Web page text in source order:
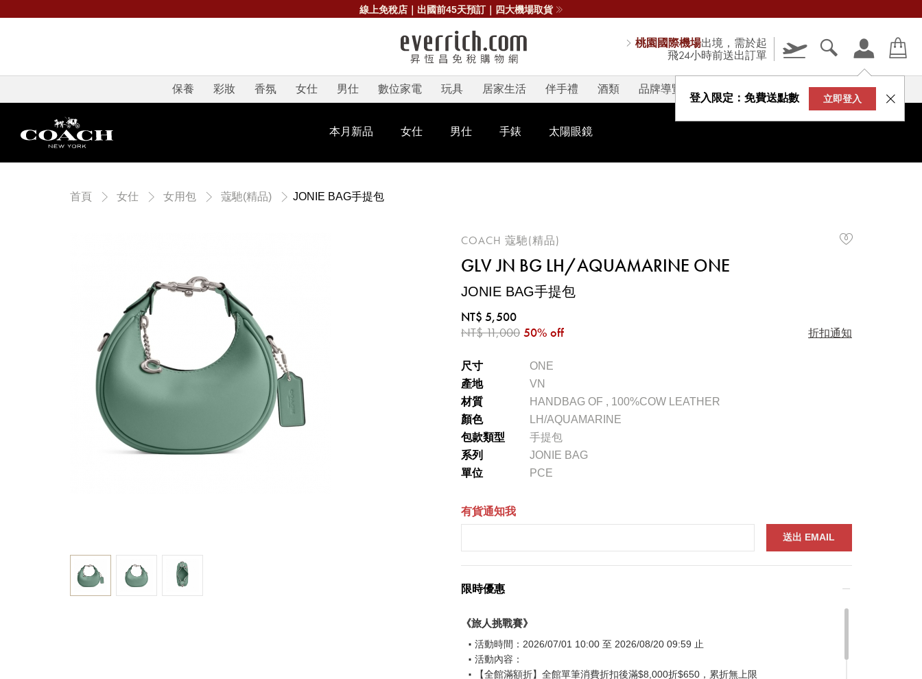
線上免稅店｜出國前45天預訂｜四大機場取貨
桃園國際機場出境，需於起
飛24小時前送出訂單
登入限定：免費送點數 立即登入
保養 彩妝 香氛 女仕 男仕 數位家電 玩具 居家生活 伴手禮 酒類 品牌導覽 V-STORY
本月新品 女仕 男仕 手錶 太陽眼鏡
首頁 女仕 女用包 蔻馳(精品) JONIE BAG手提包
COACH 蔻馳(精品)
GLV JN BG LH/AQUAMARINE ONE
JONIE BAG手提包
NT$ 5,500
NT$ 11,000 50% off 折扣通知
尺寸
ONE
產地
VN
材質
HANDBAG OF , 100%COW LEATHER
顏色
LH/AQUAMARINE
包款類型
手提包
系列
JONIE BAG
單位
PCE
有貨通知我
限時優惠
《旅人挑戰賽》
活動時間：2026/07/01 10:00 至 2026/08/20 09:59 止
活動內容：
【全館滿額折】全館單筆消費折扣後滿$8,000折$650，累折無上限